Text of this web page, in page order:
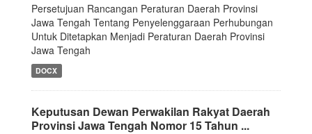
Persetujuan Rancangan Peraturan Daerah Provinsi
Jawa Tengah Tentang Penyelenggaraan Perhubungan
Untuk Ditetapkan Menjadi Peraturan Daerah Provinsi
Jawa Tengah
DOCX
Keputusan Dewan Perwakilan Rakyat Daerah
Provinsi Jawa Tengah Nomor 15 Tahun ...